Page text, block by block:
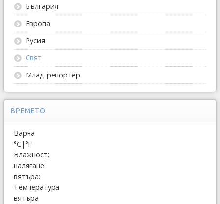
България
Европа
Русия
Свят
Млад репортер
ВРЕМЕТО
Варна
°C|°F
Влажност:
налягане:
вятъра:
Температура
вятъра